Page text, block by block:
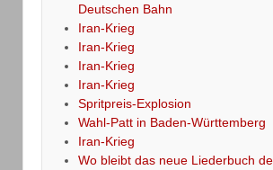
Deutschen Bahn
Iran-Krieg
Iran-Krieg
Iran-Krieg
Iran-Krieg
Spritpreis-Explosion
Wahl-Patt in Baden-Württemberg
Iran-Krieg
Wo bleibt das neue Liederbuch